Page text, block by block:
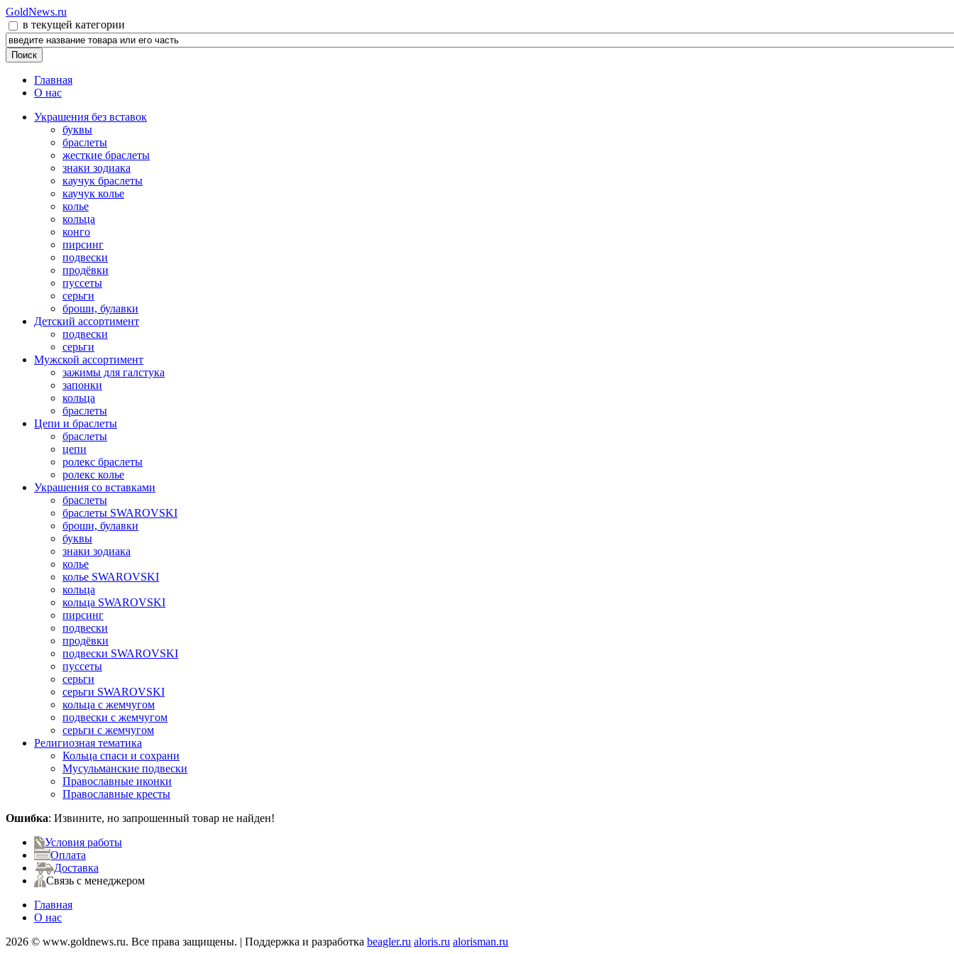
GoldNews.ru
в текущей категории
Главная
О нас
Украшения без вставок
буквы
браслеты
жесткие браслеты
знаки зодиака
каучук браслеты
каучук колье
колье
кольца
конго
пирсинг
подвески
продёвки
пуссеты
серьги
броши, булавки
Детский ассортимент
подвески
серьги
Мужской ассортимент
зажимы для галстука
запонки
кольца
браслеты
Цепи и браслеты
браслеты
цепи
ролекс браслеты
ролекс колье
Украшения со вставками
браслеты
браслеты SWAROVSKI
броши, булавки
буквы
знаки зодиака
колье
колье SWAROVSKI
кольца
кольца SWAROVSKI
пирсинг
подвески
продёвки
подвески SWAROVSKI
пуссеты
серьги
серьги SWAROVSKI
кольца с жемчугом
подвески с жемчугом
серьги с жемчугом
Религиозная тематика
Кольца спаси и сохрани
Мусульманские подвески
Православные иконки
Православные кресты
Ошибка: Извините, но запрошенный товар не найден!
Условия работы
Оплата
Доставка
Связь с менеджером
Главная
О нас
2026 © www.goldnews.ru. Все права защищены. | Поддержка и разработка beagler.ru aloris.ru alorisman.ru